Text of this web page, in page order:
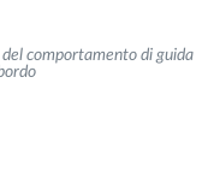
comportamento di guida